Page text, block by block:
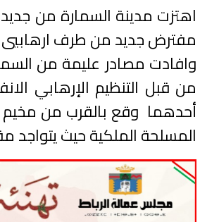
اهتزت مدينة السمارة من
مفترض جديد من طرف ارهابيي
وافادت مصادر عليمة من
من قبل التنظيم الإرهابي
أحدهما وقع بالقرب من مخيم
المسلحة الملكية حيث يتواجد